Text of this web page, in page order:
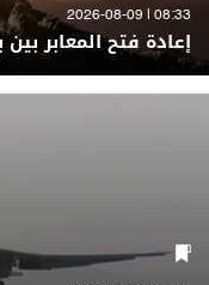
08:33 | 2026-08-09
إعادة فتح المعابر